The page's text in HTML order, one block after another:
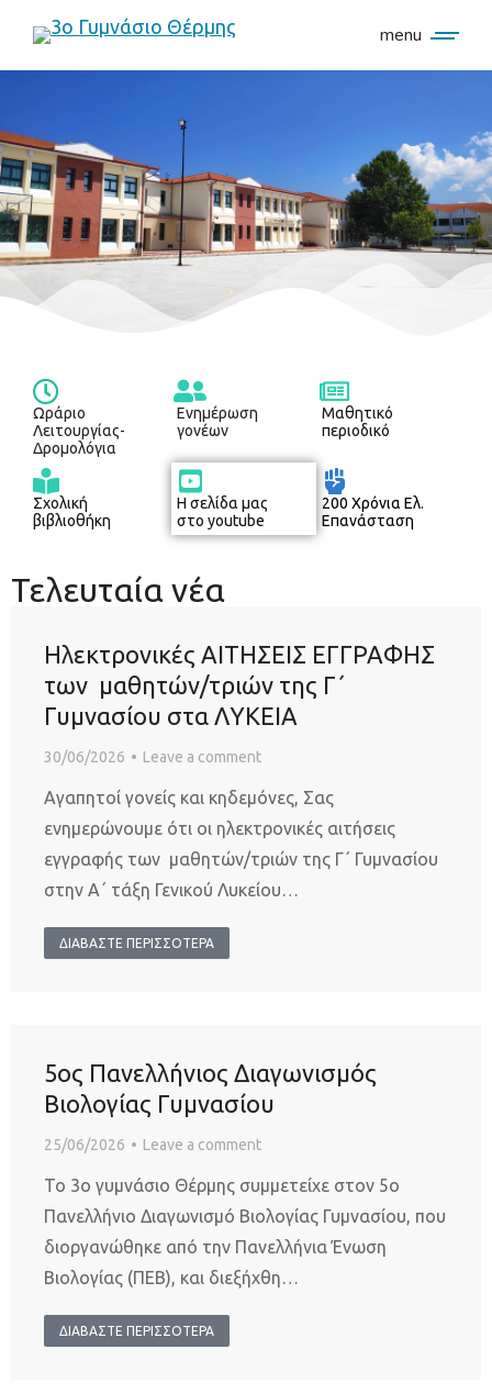
menu
Ωράριο
Λειτουργίας-
Δρομολόγια
Ενημέρωση
γονέων
Μαθητικό
περιοδικό
Σχολική
βιβλιοθήκη
Η σελίδα μας
στο youtube
200 Χρόνια Ελ.
Επανάσταση
Τελευταία νέα
Ηλεκτρονικές ΑΙΤΗΣΕΙΣ ΕΓΓΡΑΦΗΣ
των μαθητών/τριών της Γ΄
Γυμνασίου στα ΛΥΚΕΙΑ
30/06/2026 Leave a comment
Αγαπητοί γονείς και κηδεμόνες, Σας
ενημερώνουμε ότι οι ηλεκτρονικές αιτήσεις
εγγραφής των μαθητών/τριών της Γ΄ Γυμνασίου
στην Α΄ τάξη Γενικού Λυκείου…
ΔΙΑΒΑΣΤΕ ΠΕΡΙΣΣΟΤΕΡΑ
5ος Πανελλήνιος Διαγωνισμός
Βιολογίας Γυμνασίου
25/06/2026 Leave a comment
Το 3ο γυμνάσιο Θέρμης συμμετείχε στον 5ο
Πανελλήνιο Διαγωνισμό Βιολογίας Γυμνασίου, που
διοργανώθηκε από την Πανελλήνια Ένωση
Βιολογίας (ΠΕΒ), και διεξήχθη…
ΔΙΑΒΑΣΤΕ ΠΕΡΙΣΣΟΤΕΡΑ